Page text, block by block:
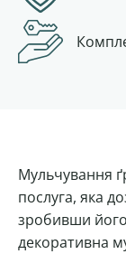
Мульчування
послуга, яка
зробивши
декоративна